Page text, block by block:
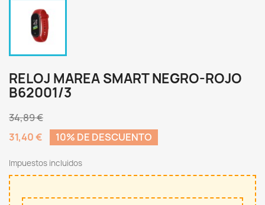
RELOJ MAREA SMART NEGRO-ROJO
B62001/3
34,89 €
31,40 €
10% DE DESCUENTO
Impuestos incluidos